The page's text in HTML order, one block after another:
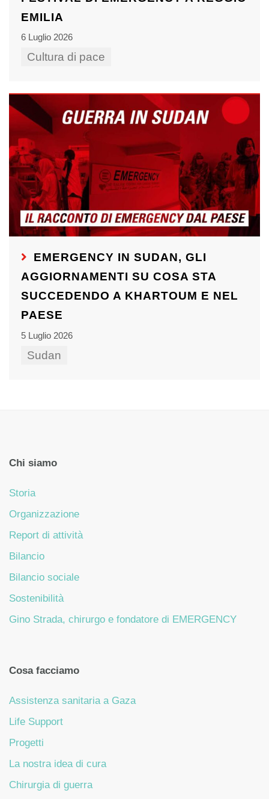
EMILIA
6 Luglio 2026
Cultura di pace
EMERGENCY IN SUDAN, GLI
AGGIORNAMENTI SU COSA STA
SUCCEDENDO A KHARTOUM E NEL
PAESE
5 Luglio 2026
Sudan
Chi siamo
Storia
Organizzazione
Report di attività
Bilancio
Bilancio sociale
Sostenibilità
Gino Strada, chirurgo e fondatore di EMERGENCY
Cosa facciamo
Assistenza sanitaria a Gaza
Life Support
Progetti
La nostra idea di cura
Chirurgia di guerra